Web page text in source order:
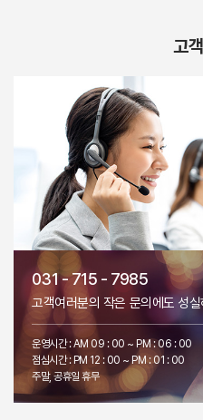
고
031 - 715 - 7985
고객여러분의 작은 문의에도 성
운영시간 : AM 09 : 00 ~ PM : 06 : 00
점심시간 : PM 12 : 00 ~ PM : 01 : 00
주말, 공휴일 휴무